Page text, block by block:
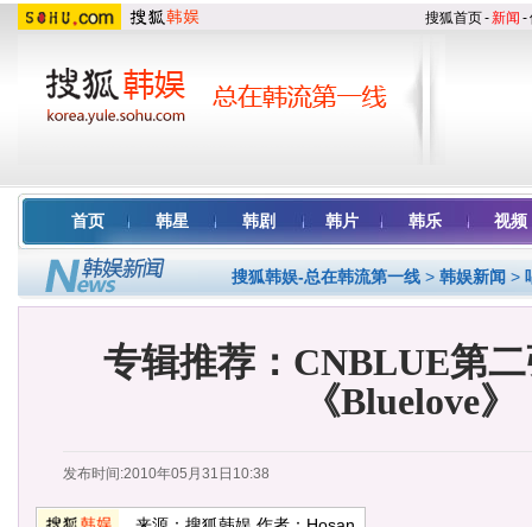
搜狐首页-新闻 -
首页 韩星 韩剧 韩片 韩乐 视频
搜狐韩娱-总在韩流第一线 > 韩娱新闻 >
专辑推荐：CNBLUE第
《Bluelove》
发布时间:2010年05月31日10:38